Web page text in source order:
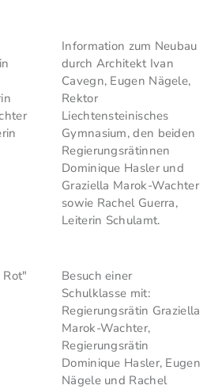
Information zum Neubau
durch Architekt Ivan
Cavegn, Eugen Nägele,
Rektor
Liechtensteinisches
Gymnasium, den beiden
Regierungsrätinnen
Dominique Hasler und
Graziella Marok-Wachter
sowie Rachel Guerra,
Leiterin Schulamt.
Besuch einer
Schulklasse mit:
Regierungsrätin Graziella
Marok-Wachter,
Regierungsrätin
Dominique Hasler, Eugen
Nägele und Rachel